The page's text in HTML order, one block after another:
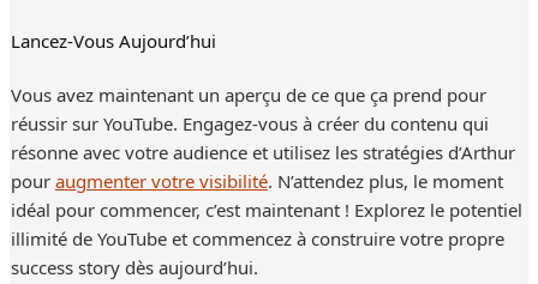
Lancez-Vous Aujourd’hui
Vous avez maintenant un aperçu de ce que ça prend pour
réussir sur YouTube. Engagez-vous à créer du contenu qui
résonne avec votre audience et utilisez les stratégies d’Arthur
pouraugmenter votre visibilité. N’attendez plus, le moment
idéal pour commencer, c’est maintenant ! Explorez le potentiel
illimité de YouTube et commencez à construire votre propre
success story dès aujourd’hui.